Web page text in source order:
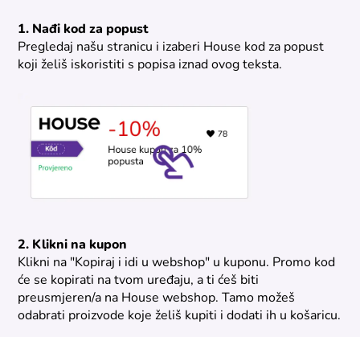
1. Nađi kod za popust
Pregledaj našu stranicu i izaberi House kod za popust
koji želiš iskoristiti s popisa iznad ovog teksta.
2. Klikni na kupon
Klikni na "Kopiraj i idi u webshop" u kuponu. Promo kod
će se kopirati na tvom uređaju, a ti ćeš biti
preusmjeren/a na House webshop. Tamo možeš
odabrati proizvode koje želiš kupiti i dodati ih u košaricu.